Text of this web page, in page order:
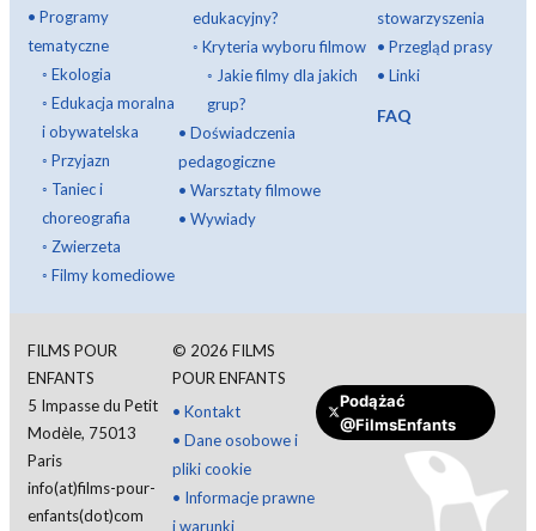
• Programy
tematyczne
◦ Ekologia
◦ Edukacja moralna
i obywatelska
◦ Przyjazn
◦ Taniec i
choreografia
◦ Zwierzeta
◦ Filmy komediowe
edukacyjny?
◦ Kryteria wyboru filmow
◦ Jakie filmy dla jakich
grup?
• Doświadczenia
pedagogiczne
• Warsztaty filmowe
• Wywiady
stowarzyszenia
•Przegląd prasy
•Linki
FAQ
FILMS POUR
ENFANTS
5 Impasse du Petit
Modèle, 75013
Paris
info(at)films-pour-
enfants(dot)com
© 2026 FILMS
POUR ENFANTS
• Kontakt
• Dane osobowe i
pliki cookie
• Informacje prawne
i warunki
Podążać
@FilmsEnfants